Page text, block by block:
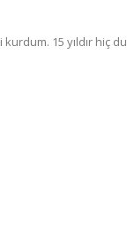
15 yıldır hiç